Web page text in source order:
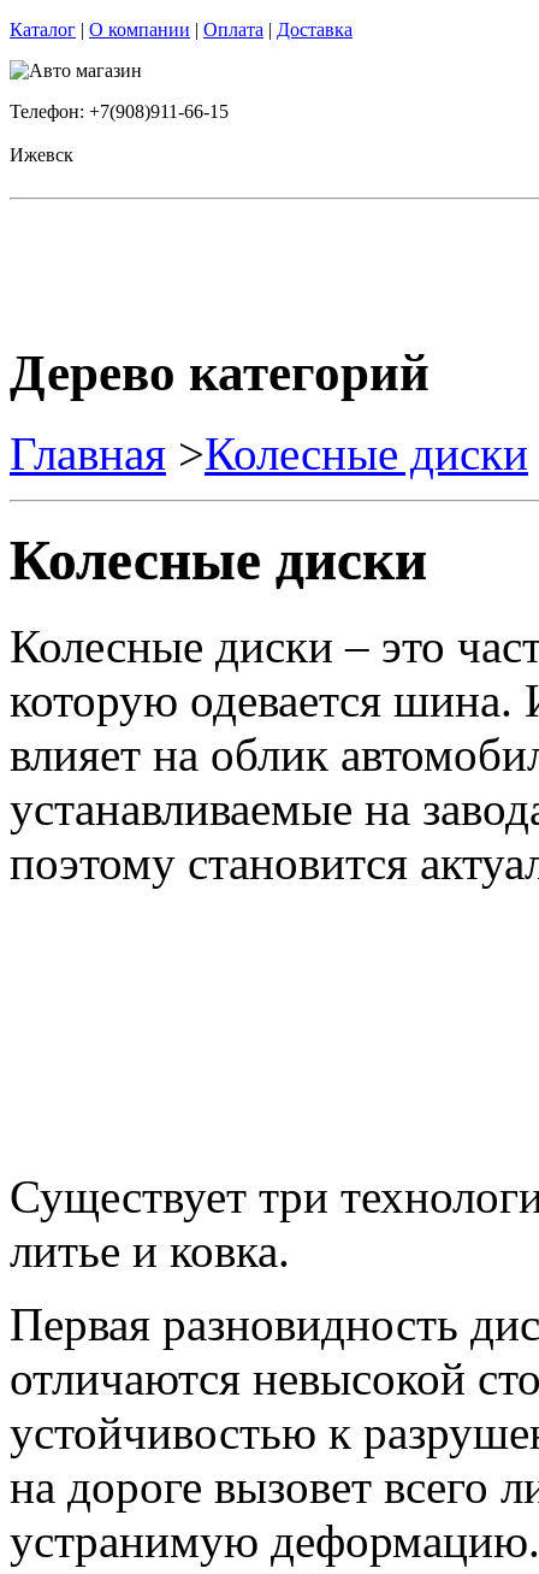
Каталог | О компании | Оплата | Доставка
Телефон: +7(908)911-66-15
Ижевск
Дерево категорий
Главная >Колесные диски
Колесные диски
Колесные диски – это
которую одевается
влияет на облик
устанавливаемые на
поэтому становится
Существует три
литье и ковка.
Первая разновидность
отличаются невысокой
устойчивостью к
на дороге вызовет всего
устранимую деформацию.